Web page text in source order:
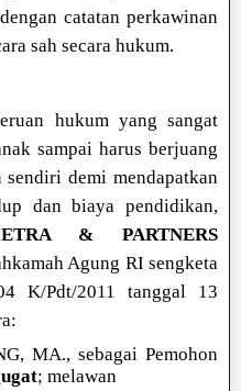
catatan perkawinan
sah secara hukum.
hukum yang sangat
sampai harus berjuang
sendiri demi mendapatkan
dan biaya pendidikan,
& PARTNERS
Agung RI sengketa
K/Pdt/2011 tanggal 13
MA., sebagai Pemohon
; melawan